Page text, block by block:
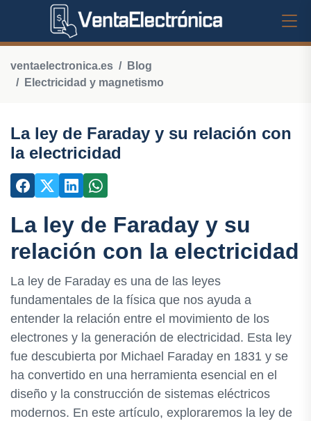
ventaelectronica.es
Blog
Electricidad y magnetismo
La ley de Faraday y su relación con
la electricidad
La ley de Faraday y su
relación con la electricidad
La ley de Faraday es una de las leyes
fundamentales de la física que nos ayuda a
entender la relación entre el movimiento de los
electrones y la generación de electricidad. Esta ley
fue descubierta por Michael Faraday en 1831 y se
ha convertido en una herramienta esencial en el
diseño y la construcción de sistemas eléctricos
modernos. En este artículo, exploraremos la ley de